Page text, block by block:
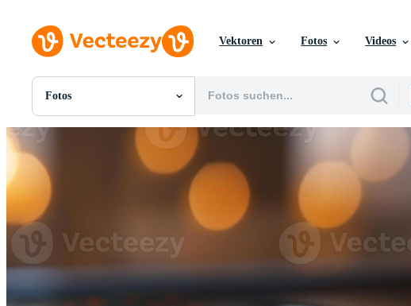
Vektoren Fotos Videos
Fotos
Alle Bilder
Motion Graphics
Redaktionelle Ereignisse